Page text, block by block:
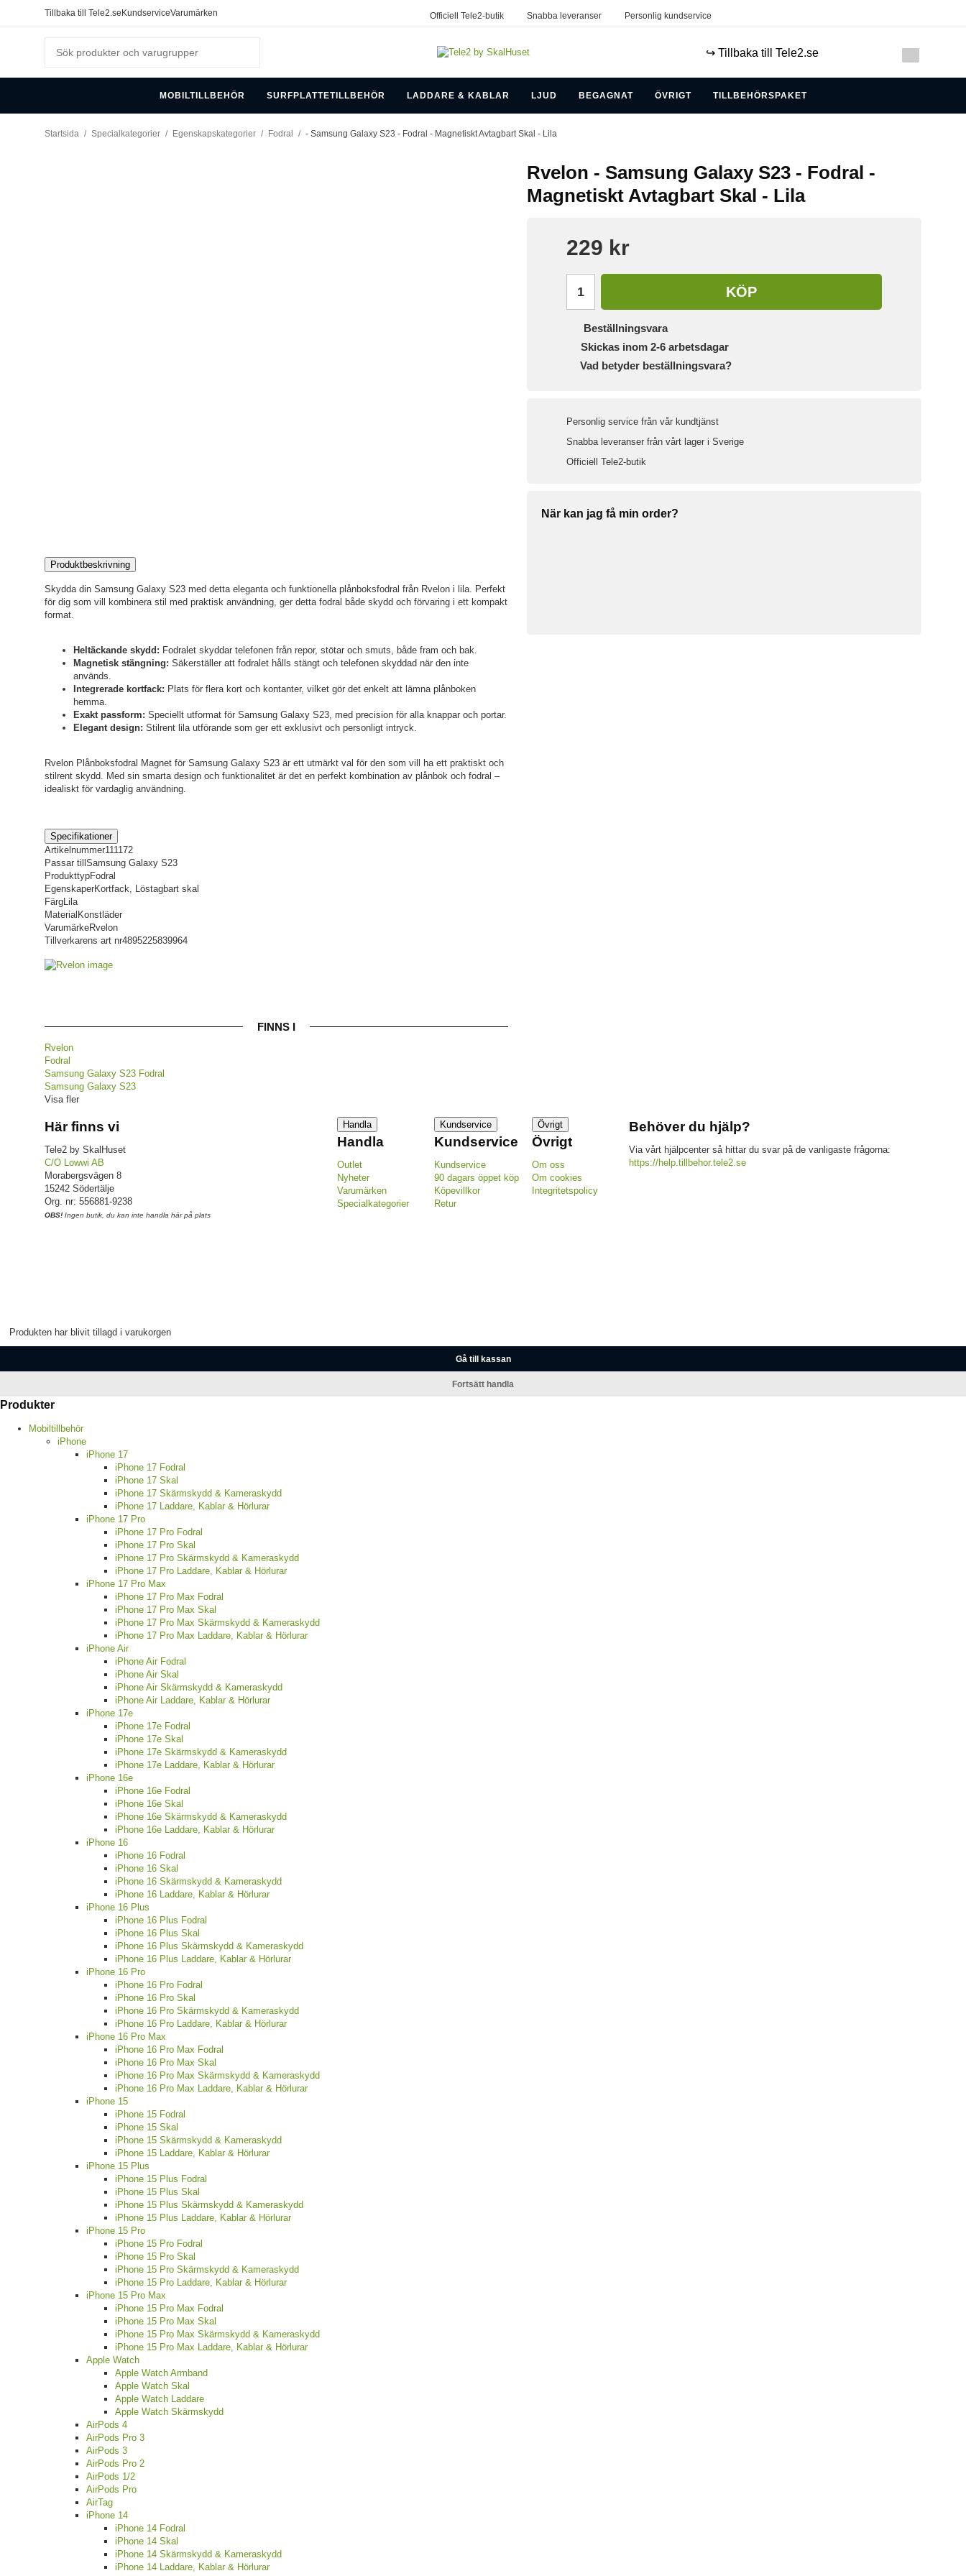
Tillbaka till Tele2.se KundserviceVarumärken Officiell Tele2-butik Snabba leveranser Personlig kundservice
↪️ Tillbaka till Tele2.se
MOBILTILLBEHÖR SURFPLATTETILLBEHÖR LADDARE & KABLAR LJUD BEGAGNAT ÖVRIGT TILLBEHÖRSPAKET
Startsida / Specialkategorier / Egenskapskategorier / Fodral / - Samsung Galaxy S23 - Fodral - Magnetiskt Avtagbart Skal - Lila
Rvelon - Samsung Galaxy S23 - Fodral -
Magnetiskt Avtagbart Skal - Lila
229 kr
KÖP
Beställningsvara
Skickas inom 2-6 arbetsdagar
Vad betyder beställningsvara?
Personlig service från vår kundtjänst
Snabba leveranser från vårt lager i Sverige
Officiell Tele2-butik
När kan jag få min order?
Produktbeskrivning
Skydda din Samsung Galaxy S23 med detta eleganta och funktionella plånboksfodral från Rvelon i lila. Perfekt
för dig som vill kombinera stil med praktisk användning, ger detta fodral både skydd och förvaring i ett kompakt
format.
Heltäckande skydd: Fodralet skyddar telefonen från repor, stötar och smuts, både fram och bak.
Magnetisk stängning: Säkerställer att fodralet hålls stängt och telefonen skyddad när den inte
används.
Integrerade kortfack: Plats för flera kort och kontanter, vilket gör det enkelt att lämna plånboken
hemma.
Exakt passform: Speciellt utformat för Samsung Galaxy S23, med precision för alla knappar och portar.
Elegant design: Stilrent lila utförande som ger ett exklusivt och personligt intryck.
Rvelon Plånboksfodral Magnet för Samsung Galaxy S23 är ett utmärkt val för den som vill ha ett praktiskt och
stilrent skydd. Med sin smarta design och funktionalitet är det en perfekt kombination av plånbok och fodral –
idealiskt för vardaglig användning.
Specifikationer
Artikelnummer111172
Passar till Samsung Galaxy S23
ProdukttypFodral
EgenskaperKortfack, Löstagbart skal
FärgLila
Material Konstläder
VarumärkeRvelon
Tillverkarens art nr4895225839964
FINNS I
Rvelon
Fodral
Samsung Galaxy S23 Fodral
Samsung Galaxy S23
Visa fler
Här finns vi
Tele2 by SkalHuset
C/O Lowwi AB
Morabergsvägen 8
15242 Södertälje
Org. nr: 556881-9238
OBS! Ingen butik, du kan inte handla här på plats
Handla
Handla
Outlet
Nyheter
Varumärken
Specialkategorier
Kundservice
Kundservice
Kundservice
90 dagars öppet köp
Köpevillkor
Retur
Övrigt
Övrigt
Om oss
Om cookies
Integritetspolicy
Behöver du hjälp?
Via vårt hjälpcenter så hittar du svar på de vanligaste frågorna:
https://help.tillbehor.tele2.se
Produkten har blivit tillagd i varukorgen
Gå till kassan
Fortsätt handla
Produkter
Mobiltillbehör
iPhone
iPhone 17
iPhone 17 Fodral
iPhone 17 Skal
iPhone 17 Skärmskydd & Kameraskydd
iPhone 17 Laddare, Kablar & Hörlurar
iPhone 17 Pro
iPhone 17 Pro Fodral
iPhone 17 Pro Skal
iPhone 17 Pro Skärmskydd & Kameraskydd
iPhone 17 Pro Laddare, Kablar & Hörlurar
iPhone 17 Pro Max
iPhone 17 Pro Max Fodral
iPhone 17 Pro Max Skal
iPhone 17 Pro Max Skärmskydd & Kameraskydd
iPhone 17 Pro Max Laddare, Kablar & Hörlurar
iPhone Air
iPhone Air Fodral
iPhone Air Skal
iPhone Air Skärmskydd & Kameraskydd
iPhone Air Laddare, Kablar & Hörlurar
iPhone 17e
iPhone 17e Fodral
iPhone 17e Skal
iPhone 17e Skärmskydd & Kameraskydd
iPhone 17e Laddare, Kablar & Hörlurar
iPhone 16e
iPhone 16e Fodral
iPhone 16e Skal
iPhone 16e Skärmskydd & Kameraskydd
iPhone 16e Laddare, Kablar & Hörlurar
iPhone 16
iPhone 16 Fodral
iPhone 16 Skal
iPhone 16 Skärmskydd & Kameraskydd
iPhone 16 Laddare, Kablar & Hörlurar
iPhone 16 Plus
iPhone 16 Plus Fodral
iPhone 16 Plus Skal
iPhone 16 Plus Skärmskydd & Kameraskydd
iPhone 16 Plus Laddare, Kablar & Hörlurar
iPhone 16 Pro
iPhone 16 Pro Fodral
iPhone 16 Pro Skal
iPhone 16 Pro Skärmskydd & Kameraskydd
iPhone 16 Pro Laddare, Kablar & Hörlurar
iPhone 16 Pro Max
iPhone 16 Pro Max Fodral
iPhone 16 Pro Max Skal
iPhone 16 Pro Max Skärmskydd & Kameraskydd
iPhone 16 Pro Max Laddare, Kablar & Hörlurar
iPhone 15
iPhone 15 Fodral
iPhone 15 Skal
iPhone 15 Skärmskydd & Kameraskydd
iPhone 15 Laddare, Kablar & Hörlurar
iPhone 15 Plus
iPhone 15 Plus Fodral
iPhone 15 Plus Skal
iPhone 15 Plus Skärmskydd & Kameraskydd
iPhone 15 Plus Laddare, Kablar & Hörlurar
iPhone 15 Pro
iPhone 15 Pro Fodral
iPhone 15 Pro Skal
iPhone 15 Pro Skärmskydd & Kameraskydd
iPhone 15 Pro Laddare, Kablar & Hörlurar
iPhone 15 Pro Max
iPhone 15 Pro Max Fodral
iPhone 15 Pro Max Skal
iPhone 15 Pro Max Skärmskydd & Kameraskydd
iPhone 15 Pro Max Laddare, Kablar & Hörlurar
Apple Watch
Apple Watch Armband
Apple Watch Skal
Apple Watch Laddare
Apple Watch Skärmskydd
AirPods 4
AirPods Pro 3
AirPods 3
AirPods Pro 2
AirPods 1/2
AirPods Pro
AirTag
iPhone 14
iPhone 14 Fodral
iPhone 14 Skal
iPhone 14 Skärmskydd & Kameraskydd
iPhone 14 Laddare, Kablar & Hörlurar